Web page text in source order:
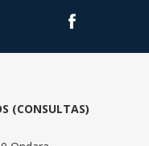
(CONSULTAS)